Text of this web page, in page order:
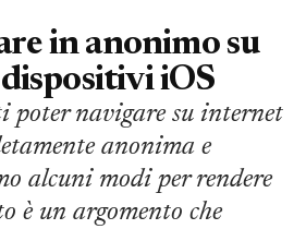
in anonimo su
iOS
poter navigare su internet
anonima e
alcuni modi per rendere
è un argomento che